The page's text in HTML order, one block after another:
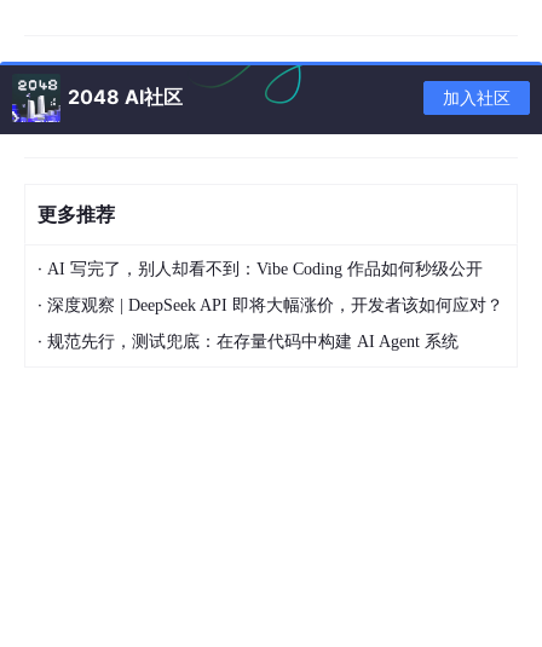
2048 AI社区 加入社区
更多推荐
· AI 写完了，别人却看不到：Vibe Coding 作品如何秒级公开
· 深度观察 | DeepSeek API 即将大幅涨价，开发者该如何应对？
· 规范先行，测试兜底：在存量代码中构建 AI Agent 系统